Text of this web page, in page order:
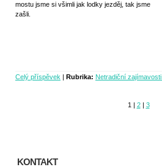
mostu jsme si všimli jak lodky jezděj, tak jsme
zašli.
Celý příspěvek | Rubrika: Netradiční zajímavosti
1 | 2 | 3
KONTAKT